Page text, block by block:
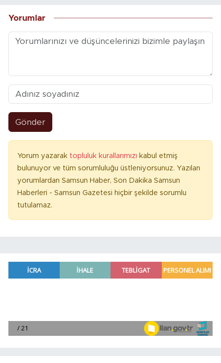
Yorumlar
Gönder
Yorum yazarak topluluk kurallarımızı kabul etmiş
bulunuyor ve tüm sorumluluğu üstleniyorsunuz. Yazılan
yorumlardan Samsun Haber, Son Dakika Samsun
Haberleri - Samsun Gazetesi hiçbir şekilde sorumlu
tutulamaz.